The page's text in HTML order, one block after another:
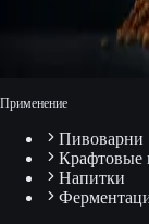
Применение
Пивоварни
Крафтовые
Напитки